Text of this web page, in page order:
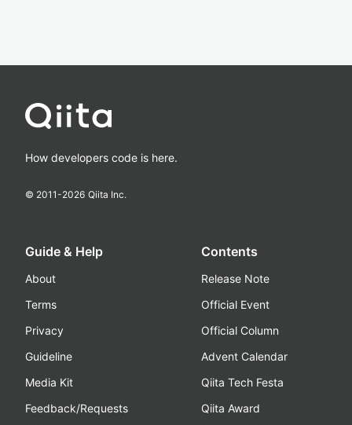
How developers code is here.
© 2011-2026 Qiita Inc.
Guide & Help
About
Terms
Privacy
Guideline
Media Kit
Feedback/Requests
Contents
Release Note
Official Event
Official Column
Advent Calendar
Qiita Tech Festa
Qiita Award